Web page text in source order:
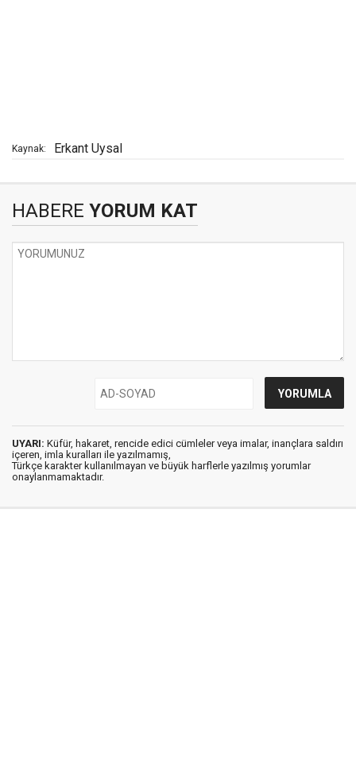
Kaynak: Erkant Uysal
HABERE YORUM KAT
UYARI: Küfür, hakaret, rencide edici cümleler veya imalar, inançlara saldırı
içeren, imla kuralları ile yazılmamış,
Türkçe karakter kullanılmayan ve büyük harflerle yazılmış yorumlar
onaylanmamaktadır.